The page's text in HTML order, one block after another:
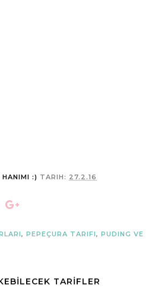
HANIMI :) TARIH: 27.2.16
, PEPEÇURA TARIFI, PUDING VE
TARİFLER